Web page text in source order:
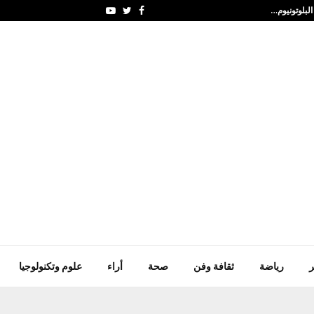
Facebook
Twitter
Youtube
رياضة ثقافة وفن صحة أراء علوم وتكنولوجيا